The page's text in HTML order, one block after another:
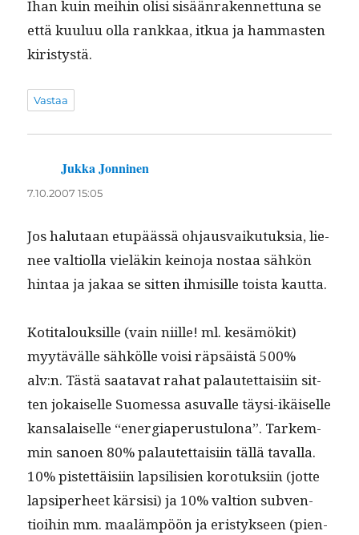
Ihan kuin mei­hin olisi sisään­raken­net­tuna se
että kuu­luu olla rankkaa, itkua ja ham­mas­ten
kiristystä.
Vastaa
Jukka Jonninen
7.10.2007 15:05
Jos halu­taan etupäässä ohjaus­vaiku­tuk­sia, lie­
nee val­ti­ol­la vieläkin keino­ja nos­taa sähkön
hin­taa ja jakaa se sit­ten ihmisille toista kautta.
Koti­talouk­sille (vain niille! ml. kesämök­it)
myytävälle sähkölle voisi räp­säistä 500%
alv:n. Tästä saata­vat rahat palautet­taisi­in sit­
ten jokaiselle Suomes­sa asu­valle täysi-ikäiselle
kansalaiselle “ener­gia­pe­rus­tu­lona”. Tarkem­
min sanoen 80% palautet­taisi­in täl­lä taval­la.
10% pis­tet­täisi­in lap­sil­isien koro­tuk­si­in (jotte
lap­siper­heet kär­sisi) ja 10% val­tion sub­ven­
tioi­hin mm. maaläm­pöön ja eristyk­seen (pien­